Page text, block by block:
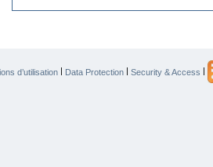
d’utilisation | Data Protection | Security & Access |